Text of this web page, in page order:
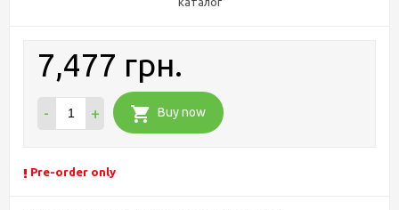
7,477 грн.
- + Buy now
Pre-order only